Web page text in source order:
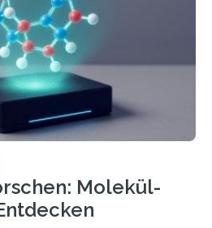
an der ESMT Berlin, und
an der Yale School of
kommen zu dem Schluss,
Molekül-